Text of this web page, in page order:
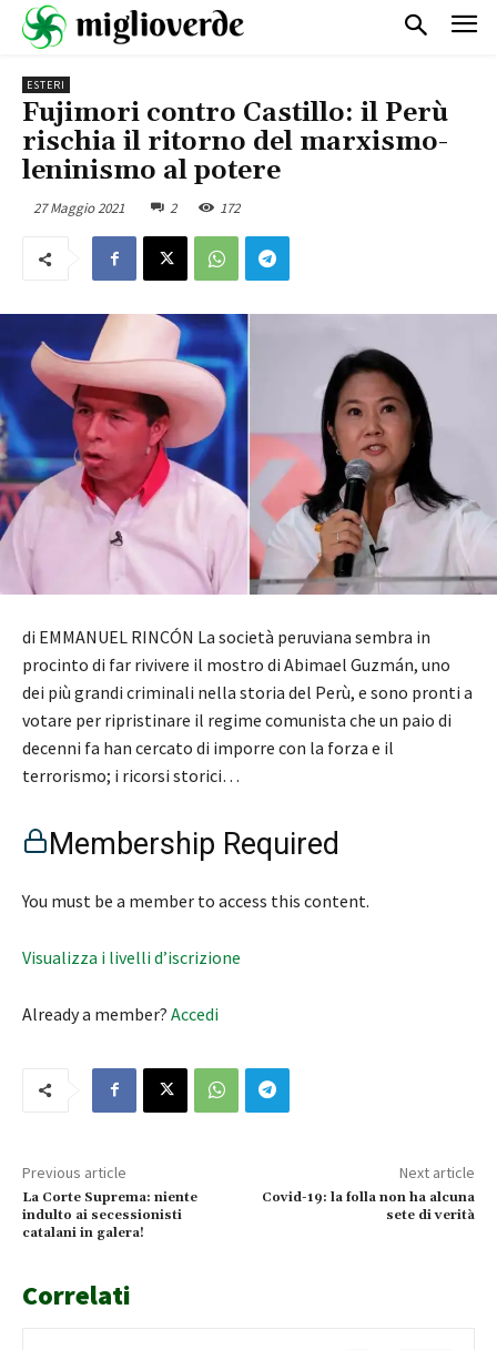
ESTERI
Fujimori contro Castillo: il Perù
rischia il ritorno del marxismo-
leninismo al potere
27 Maggio 2021 2 172
di EMMANUEL RINCÓN La società peruviana sembra in
procinto di far rivivere il mostro di Abimael Guzmán, uno
dei più grandi criminali nella storia del Perù, e sono pronti a
votare per ripristinare il regime comunista che un paio di
decenni fa han cercato di imporre con la forza e il
terrorismo; i ricorsi storici…
Membership Required
You must be a member to access this content.
Visualizza i livelli d’iscrizione
Already a member? Accedi
Previous article
La Corte Suprema: niente
indulto ai secessionisti
catalani in galera!
Next article
Covid-19: la folla non ha alcuna
sete di verità
Correlati